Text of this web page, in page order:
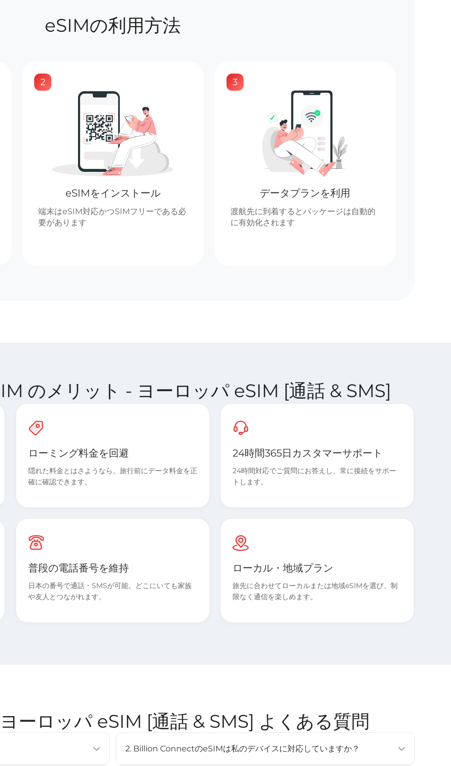
eSIMの利用方法
2
eSIMをインストール
端末はeSIM対応かつSIMフリーである必
要があります
3
データプランを利用
渡航先に到着するとパッケージは自動的
に有効化されます
のメリット - ヨーロッパ eSIM [通話 & SMS]
ローミング料金を回避
隠れた料金とはさようなら。旅行前にデータ料金を正
確に確認できます。
24時間365日カスタマーサポート
24時間対応でご質問にお答えし、常に接続をサポー
トします。
普段の電話番号を維持
日本の番号で通話・SMSが可能。どこにいても家族
や友人とつながれます。
ローカル・地域プラン
旅先に合わせてローカルまたは地域eSIMを選び、制
限なく通信を楽しめます。
ロッパ eSIM [通話 & SMS] よくある質問
2. Billion ConnectのeSIMは私のデバイスに対応していますか？